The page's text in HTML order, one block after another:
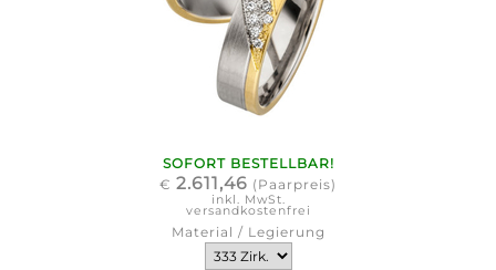
SOFORT BESTELLBAR!
€ 2.611,46 (Paarpreis)
inkl. MwSt.
versandkostenfrei
Material / Legierung